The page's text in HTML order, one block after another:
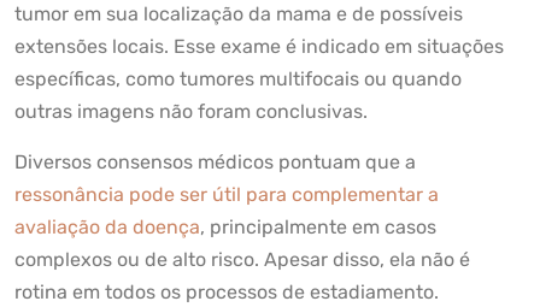
tumor em sua localização da mama e de possíveis
extensões locais. Esse exame é indicado em situações
específicas, como tumores multifocais ou quando
outras imagens não foram conclusivas.
Diversos consensos médicos pontuam que a
ressonância pode ser útil para complementar a
avaliação da doença, principalmente em casos
complexos ou de alto risco. Apesar disso, ela não é
rotina em todos os processos de estadiamento.